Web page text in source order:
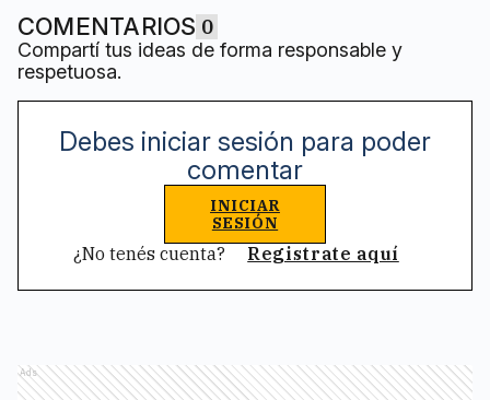
COMENTARIOS 0
Compartí tus ideas de forma responsable y
respetuosa.
Debes iniciar sesión para poder
comentar
INICIAR
SESIÓN
¿No tenés cuenta? Registrate aquí
Ads